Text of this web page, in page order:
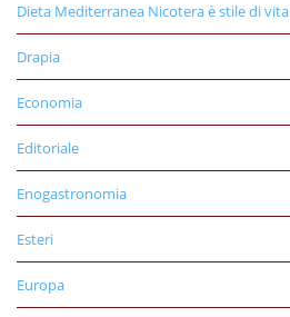
Dieta Mediterranea Nicotera è stile di vita
Drapia
Economia
Editoriale
Enogastronomia
Esteri
Europa